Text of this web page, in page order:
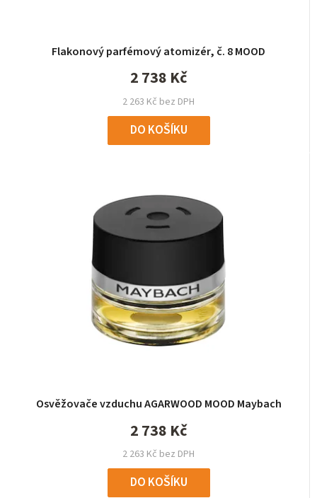
Flakonový parfémový atomizér, č. 8 MOOD
2 263 Kč bez DPH
2 738 Kč
DO KOŠÍKU
Osvěžovače vzduchu AGARWOOD MOOD Maybach
2 263 Kč bez DPH
2 738 Kč
DO KOŠÍKU